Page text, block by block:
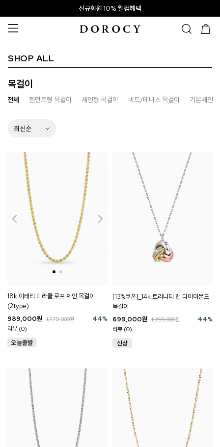
신규회원 10% 웰컴혜택
SHOP ALL
목걸이
전체 펜던트형 목걸이 체인형 목걸이 비드/테니스 목걸이 기본체인
18k 이태리 미라클 로프 체인 목걸이
(2type)
44%
989,000원 1,779,000원
리뷰 (0)
[13%쿠폰]_14k 트리니티 랩 다이아몬드
목걸이
44%
699,000원 1,259,000원
리뷰 (0)